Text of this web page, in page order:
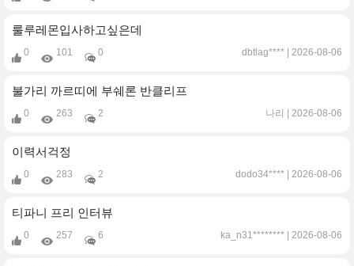
룰루레몬입사하고싶은데
0 101 0 dbtlag**** 2026-08-06
불가리 까르띠에 부쉐론 반클리프
0 263 2 나리 2026-08-06
이력서걱정
0 283 2 dodo34**** 2026-08-06
티파니 프리 인터뷰
0 257 6 ka_n31******** 2026-08-06